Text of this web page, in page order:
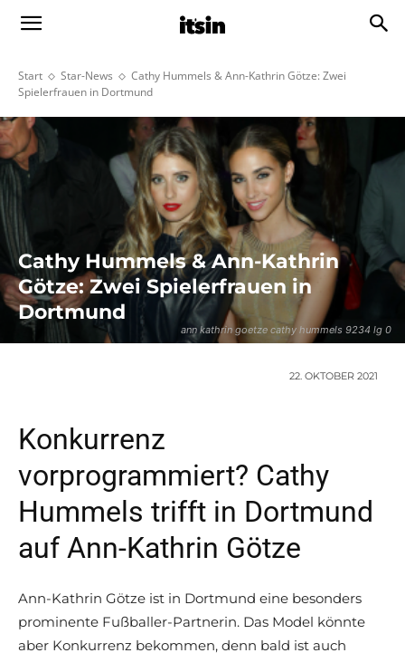
Start Star-News
Cathy Hummels & Ann-Kathrin Götze: Zwei
Spielerfrauen in Dortmund
ann kathrin goetze cathy hummels 9234 lg 0
Cathy Hummels & Ann-Kathrin
Götze: Zwei Spielerfrauen in
Dortmund
22. OKTOBER 2021
Konkurrenz
vorprogrammiert? Cathy
Hummels trifft in Dortmund
auf Ann-Kathrin Götze
Ann-Kathrin Götze ist in Dortmund eine besonders
prominente Fußballer-Partnerin. Das Model könnte
aber Konkurrenz bekommen, denn bald ist auch